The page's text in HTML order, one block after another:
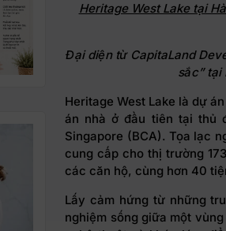
Heritage West Lake tại
Đại diện từ CapitaLand
sắc” tại
Heritage West Lake là dự
án nhà ở đầu tiên tại thủ
Singapore (BCA). Tọa lạc
cung cấp cho thị trường
các căn hộ, cùng hơn 40
Lấy cảm hứng từ những
nghiệm sống giữa một